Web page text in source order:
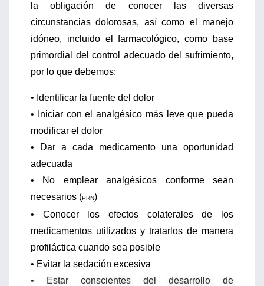
la obligación de conocer las diversas
circunstancias dolorosas, así como el manejo
idóneo, incluido el farmacológico, como base
primordial del control adecuado del sufrimiento,
por lo que debemos:
• Identificar la fuente del dolor
• Iniciar con el analgésico más leve que pueda
modificar el dolor
• Dar a cada medicamento una oportunidad
adecuada
• No emplear analgésicos conforme sean
necesarios (PRN)
• Conocer los efectos colaterales de los
medicamentos utilizados y tratarlos de manera
profiláctica cuando sea posible
• Evitar la sedación excesiva
• Estar conscientes del desarrollo de